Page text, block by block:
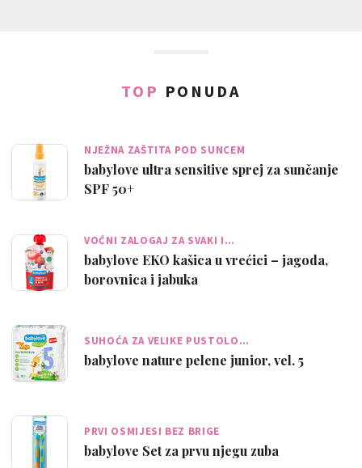
TOP PONUDA
NJEŽNA ZAŠTITA POD SUNCEM
babylove ultra sensitive sprej za sunčanje
SPF 50+
VOĆNI ZALOGAJ ZA SVAKI I…
babylove EKO kašica u vrećici – jagoda,
borovnica i jabuka
SUHOĆA ZA VELIKE PUSTOLO…
babylove nature pelene junior, vel. 5
PRVI OSMIJESI BEZ BRIGE
babylove Set za prvu njegu zuba